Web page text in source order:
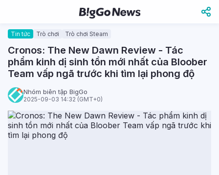
Tin tức Trò chơi Trò chơi Steam
Cronos: The New Dawn Review - Tác
phẩm kinh dị sinh tồn mới nhất của Bloober
Team vấp ngã trước khi tìm lại phong độ
Nhóm biên tập BigGo
2025-09-03 14:32 (GMT+0)